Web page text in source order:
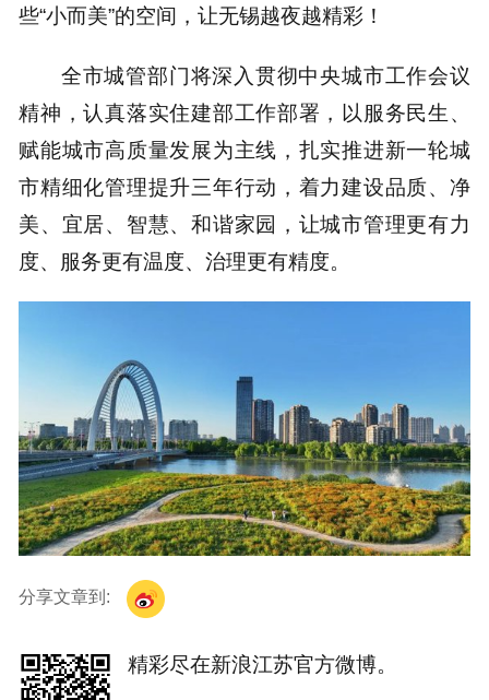
些“小而美”的空间，让无锡越夜越精彩！
全市城管部门将深入贯彻中央城市工作会议
精神，认真落实住建部工作部署，以服务民生、
赋能城市高质量发展为主线，扎实推进新一轮城
市精细化管理提升三年行动，着力建设品质、净
美、宜居、智慧、和谐家园，让城市管理更有力
度、服务更有温度、治理更有精度。
分享文章到:
精彩尽在新浪江苏官方微博。